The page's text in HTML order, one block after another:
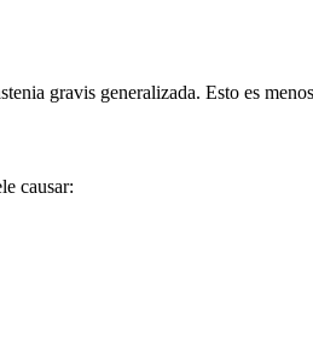
gravis generalizada. Esto es
causar: